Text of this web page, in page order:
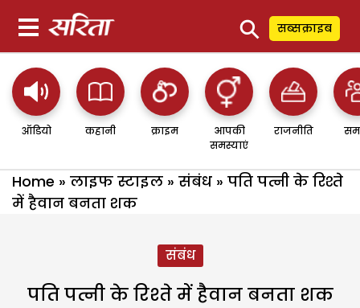
⚲ सब्सक्राइब
ऑडियो कहानी क्राइम
आपकी
समस्याएं
राजनीति
Home » लाइफ स्टाइल » संबंध » पति पत्नी के रिश्ते
में हैवान बनता शक
संबंध
पति पत्नी के रिश्ते में हैवान बनता शक